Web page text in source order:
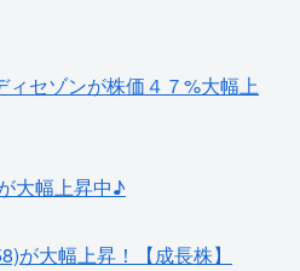
セゾンが株価４７%大幅上
大幅上昇中♪
大幅上昇！【成長株】